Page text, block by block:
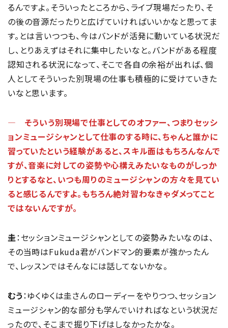
るんですよ。そういったところから、ライブ現場だったり、そ
の後の音源だったりと広げていければいいかなと思ってま
す。とは言いつつも、今はバンドが活発に動いている状況だ
し、とりあえずはそれに集中したいなと。バンドがある程度
認知される状況になって、そこで各自の余裕が出れば、個
人としてそういった別現場の仕事も積極的に受けていきた
いなと思います。
― そういう別現場で仕事としてのオファー、つまりセッシ
ョンミュージシャンとして仕事のする時に、ちゃんと誰かに
習っていたという経験があると、スキル面はもちろんなんで
すが、音楽に対しての姿勢や心構えみたいなものがしっか
りとするなと、いつも周りのミュージシャンの方々を見てい
ると感じるんですよ。もちろん絶対習わなきゃダメってこと
ではないんですが。
圭：セッションミュージシャンとしての姿勢みたいなのは、
その当時はFukuda君がバンドマン的要素が強かったん
で、レッスンではそんなには話してないかな。
むう：ゆくゆくは圭さんのローディーをやりつつ、セッション
ミュージシャン的な部分も学んでいければなという状況だ
ったので、そこまで掘り下げはしなかったかな。